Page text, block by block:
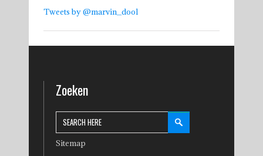
Tweets by @marvin_dool
Zoeken
Sitemap